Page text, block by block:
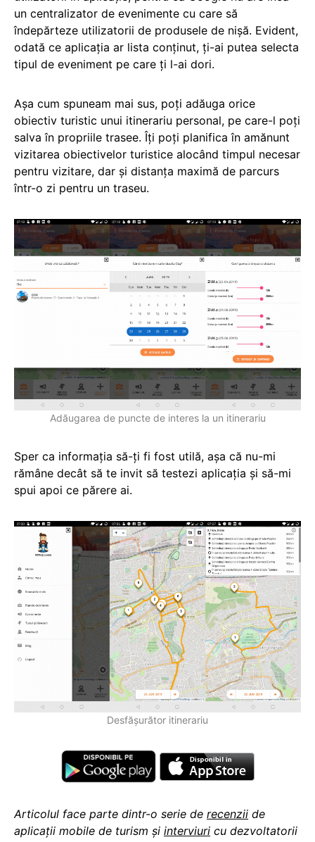
un centralizator de evenimente cu care să
îndepărteze utilizatorii de produsele de nișă. Evident,
odată ce aplicația ar lista conținut, ți-ai putea selecta
tipul de eveniment pe care ți l-ai dori.
Așa cum spuneam mai sus, poți adăuga orice
obiectiv turistic unui itinerariu personal, pe care-l poți
salva în propriile trasee. Îți poți planifica în amănunt
vizitarea obiectivelor turistice alocând timpul necesar
pentru vizitare, dar și distanța maximă de parcurs
într-o zi pentru un traseu.
Adăugarea de puncte de interes la un itinerariu
Sper ca informația să-ți fi fost utilă, așa că nu-mi
rămâne decât să te invit să testezi aplicația și să-mi
spui apoi ce părere ai.
Desfășurător itinerariu
Articolul face parte dintr-o serie de recenzii de
aplicații mobile de turism și interviuri cu dezvoltatorii